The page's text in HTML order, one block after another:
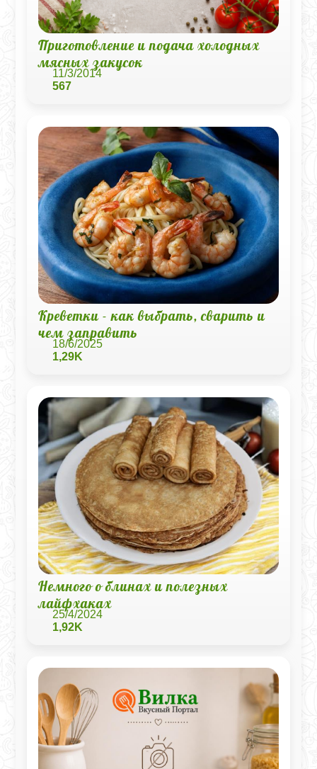
Приготовление и подача холодных
мясных закусок
11/3/2014
567
Креветки - как выбрать, сварить и
чем заправить
18/6/2025
1,29K
Немного о блинах и полезных
лайфхаках
25/4/2024
1,92K